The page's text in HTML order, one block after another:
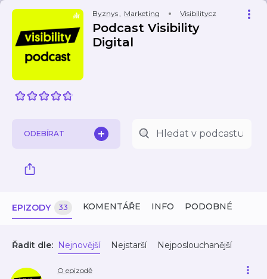
Byznys, Marketing Visibilitycz
Podcast Visibility
Digital
ODEBÍRAT
EPIZODY 33 KOMENTÁŘE INFO PODOBNÉ
Řadit dle: Nejnovější Nejstarší Nejposlouchanější
O epizodě